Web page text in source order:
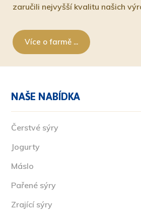
zaručili nejvyšší kvalitu našich
Více o farmě ...
NAŠE NABÍDKA
Čerstvé sýry
Jogurty
Máslo
Pařené sýry
Zrající sýry